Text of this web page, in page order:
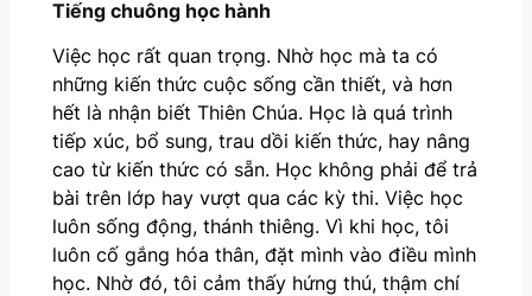
Tiếng chuông học hành
Việc học rất quan trọng. Nhờ học mà ta có
những kiến thức cuộc sống cần thiết, và hơn
hết là nhận biết Thiên Chúa. Học là quá trình
tiếp xúc, bổ sung, trau dồi kiến thức, hay nâng
cao từ kiến thức có sẵn. Học không phải để trả
bài trên lớp hay vượt qua các kỳ thi. Việc học
luôn sống động, thánh thiêng. Vì khi học, tôi
luôn cố gắng hóa thân, đặt mình vào điều mình
học. Nhờ đó, tôi cảm thấy hứng thú, thậm chí